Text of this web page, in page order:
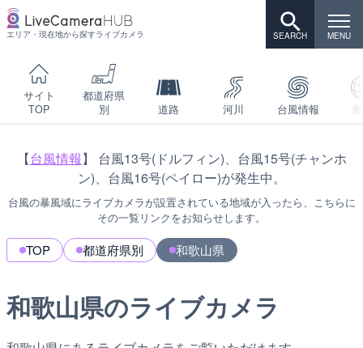
エリア・現在地から探すライブカメラ
サイト
TOP
都道府県
別
道路 河川 台風情報
【台風情報】 台風13号(ドルフィン)、台風15号(チャンホ
ン)、台風16号(ペイロー)が発生中。
台風の暴風域にライブカメラが設置されている地域が入ったら、こちらに
その一覧リンクをお知らせします。
TOP 都道府県別 和歌山県
和歌山県のライブカメラ